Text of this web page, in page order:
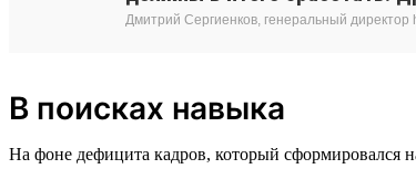
Дмитрий Сергиенков, генеральный директор
В поисках навыка
На фоне дефицита кадров, который сформировался